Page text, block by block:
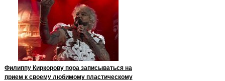
Филиппу Киркорову пора записываться на
прием к своему любимому пластическому